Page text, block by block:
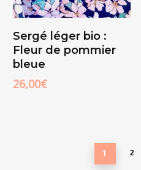
Ajouter Au
Panier
Sergé léger bio :
Fleur de pommier
bleue
26,00€
1 2